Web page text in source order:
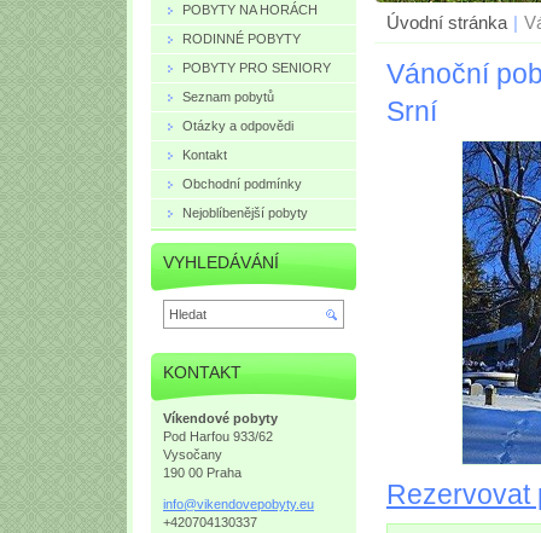
Úvodní stránka
Vánoční
Srní
Rezervovat
POBYTY NA HORÁCH
RODINNÉ POBYTY
POBYTY PRO SENIORY
Seznam pobytů
Otázky a odpovědi
Kontakt
Obchodní podmínky
Nejoblíbenější pobyty
VYHLEDÁVÁNÍ
KONTAKT
Víkendové pobyty
Pod Harfou 933/62
Vysočany
190 00 Praha
info@vikendovepobyty.eu
+420704130337